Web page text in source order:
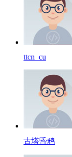
ttcn_cu
古塔昏鸦